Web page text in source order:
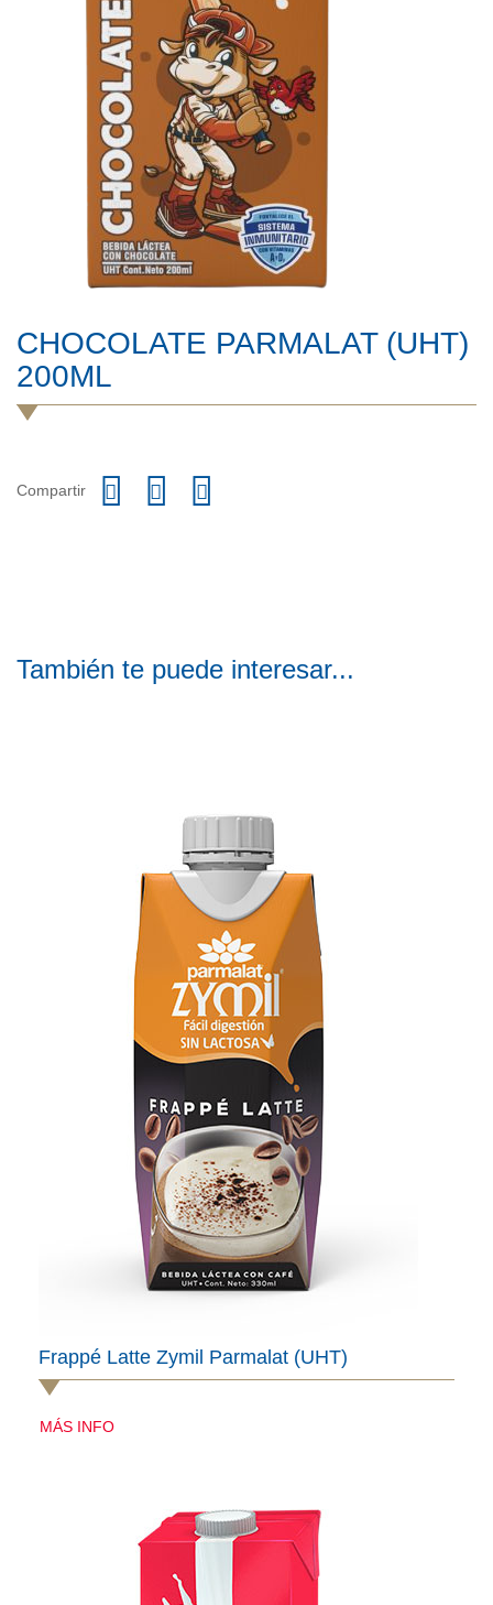
CHOCOLATE PARMALAT (UHT)
200ML
Compartir
También te puede interesar...
Frappé Latte Zymil Parmalat (UHT)
MÁS INFO